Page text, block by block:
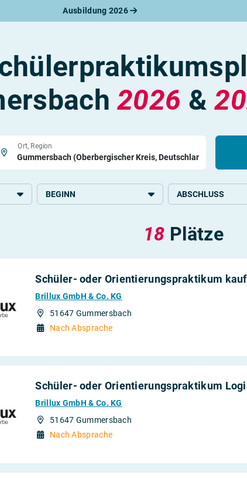
Ausbildung 2026
2026 &
Ort, Region
BEGINN ABSCHLUSS
18 Plätze
Schüler- oder Orientierungspraktikum
Brillux GmbH & Co. KG
51647 Gummersbach
Nach Absprache
Schüler- oder Orientierungspraktikum
Brillux GmbH & Co. KG
51647 Gummersbach
Nach Absprache